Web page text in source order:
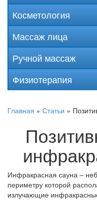
Косметология
Массаж лица
Ручной массаж
Физиотерапия
Главная » Статьи »
Инфракрасная сауна –
периметру которой
излучающие